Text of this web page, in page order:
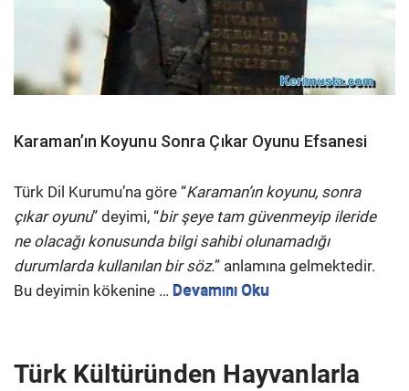
Karaman’ın Koyunu Sonra Çıkar Oyunu Efsanesi
Türk Dil Kurumu’na göre “Karaman’ın koyunu, sonra
çıkar oyunu” deyimi, “bir şeye tam güvenmeyip ileride
ne olacağı konusunda bilgi sahibi olunamadığı
durumlarda kullanılan bir söz.” anlamına gelmektedir.
Bu deyimin kökenine … Devamını Oku
Türk Kültüründen Hayvanlarla